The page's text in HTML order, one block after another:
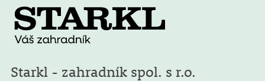
Starkl - zahradník spol. s r.o.